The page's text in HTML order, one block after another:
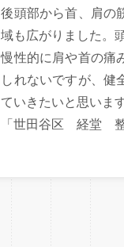
後頭部から首、肩の
域も広がりました。
慢性的に肩や首の痛
しれないですが、健
ていきたいと思います
「世田谷区 経堂